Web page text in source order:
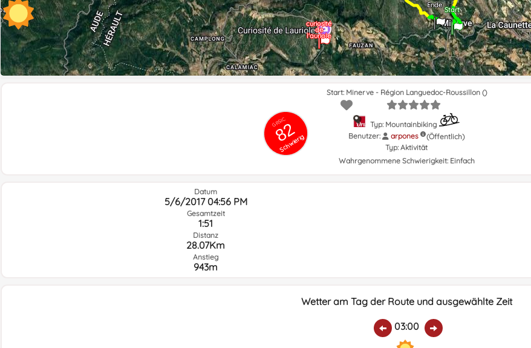
Start
Ende
curiosité
de
l'auriole
GRSIC
82
Schwierig
Start: Minerve - Région Languedoc-Roussillon ()
Typ: Mountainbiking
Benutzer:
arpones
(Öffentlich)
Typ: Aktivität
Wahrgenommene Schwierigkeit: Einfach
Datum
5/6/2017 04:56 PM
Gesamtzeit
1:51
Distanz
28.07Km
Anstieg
943m
Wetter am Tag der Route und ausgewählte Zeit
03:00